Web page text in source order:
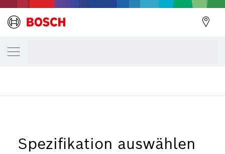
Spezifikation auswählen
DEINE AUSGEWÄHLTE VARIANTE